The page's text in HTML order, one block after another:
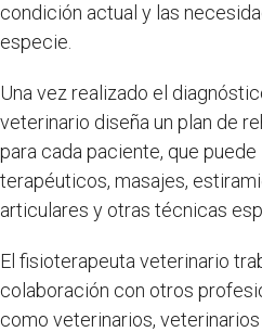
condición actual y las
especie.
Una vez realizado el
veterinario diseña un plan de
para cada paciente, que
terapéuticos, masajes,
articulares y otras técnicas
El fisioterapeuta veterinario
colaboración con otros
como veterinarios,